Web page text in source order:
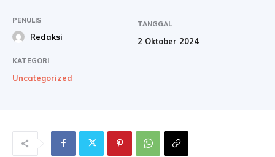
PENULIS
Redaksi
TANGGAL
2 Oktober 2024
KATEGORI
Uncategorized